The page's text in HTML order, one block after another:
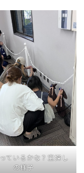
ているかな？宝探し
の様子